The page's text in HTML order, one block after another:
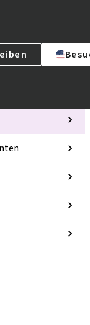
Marken